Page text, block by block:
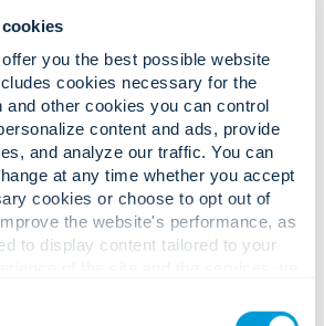
you the best possible website
cookies necessary for the
and other cookies you can control
content and ads, provide
and analyze our traffic. You can
at any time whether you accept
cookies or choose to opt out of
the website's performance, as
to display content tailored to your
details" below for more information